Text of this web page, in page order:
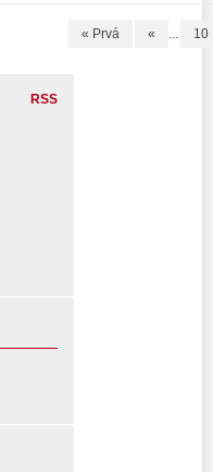
« Prvá « ... 10
RSS